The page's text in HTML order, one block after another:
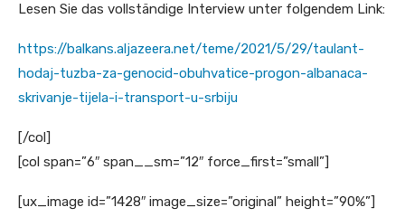
Lesen Sie das vollständige Interview unter folgendem Link:
https://balkans.aljazeera.net/teme/2021/5/29/taulant-
hodaj-tuzba-za-genocid-obuhvatice-progon-albanaca-
skrivanje-tijela-i-transport-u-srbiju
[/col]
[col span=”6″ span__sm=”12″ force_first=”small”]
[ux_image id=”1428″ image_size=”original” height=”90%”]